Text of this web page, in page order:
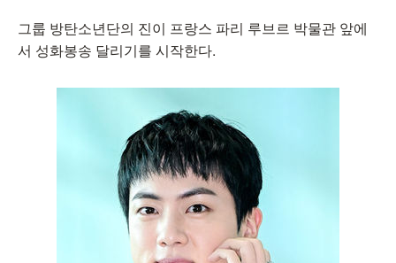
그룹 방탄소년단의 진이 프랑스 파리 루브르 박물관 앞에
서 성화봉송 달리기를 시작한다.